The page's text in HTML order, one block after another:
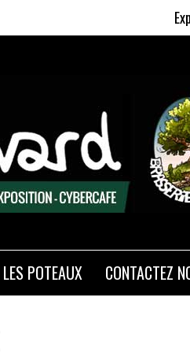
LES POTEAUX CONTACTEZ